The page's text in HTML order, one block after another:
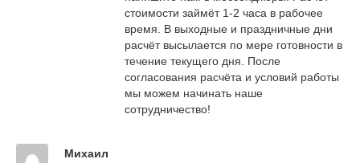
стоимости займёт 1-2 часа в рабочее
время. В выходные и праздничные дни
расчёт высылается по мере готовности в
течение текущего дня. После
согласования расчёта и условий работы
мы можем начинать наше
сотрудничество!
Михаил